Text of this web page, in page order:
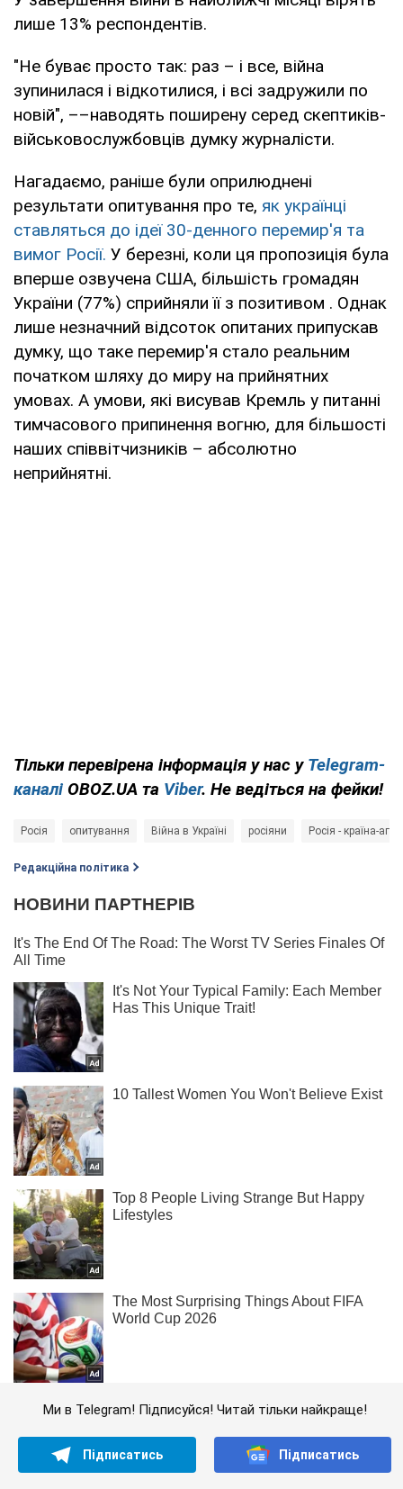
лише 13% респондентів.
"Не буває просто так: раз – і все, війна
зупинилася і відкотилися, і всі задружили по
новій", ––наводять поширену серед скептиків-
військовослужбовців думку журналісти.
Нагадаємо, раніше були оприлюднені
результати опитування про те, як українці
ставляться до ідеї 30-денного перемир'я та
вимог Росії. У березні, коли ця пропозиція була
вперше озвучена США, більшість громадян
України (77%) сприйняли її з позитивом . Однак
лише незначний відсоток опитаних припускав
думку, що таке перемир'я стало реальним
початком шляху до миру на прийнятних
умовах. А умови, які висував Кремль у питанні
тимчасового припинення вогню, для більшості
наших співвітчизників – абсолютно
неприйнятні.
Тільки перевірена інформація у нас у Telegram-
каналі OBOZ.UA та Viber. Не ведіться на фейки!
Росія опитування Війна в Україні росіяни Росія - країна-
Редакційна політика
Ми в Telegram! Підписуйся! Читай тільки найкраще!
Підписатись Підписатись